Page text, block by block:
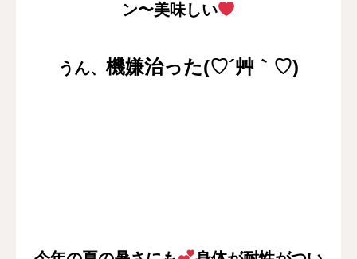
ン〜美味しい
うん、 機嫌治った(♡´艸｀♡)